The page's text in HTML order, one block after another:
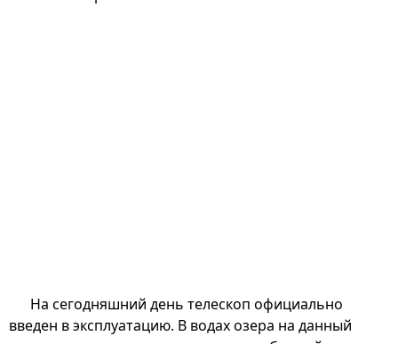
На сегодняшний день телескоп официально
введен в эксплуатацию. В водах озера на данный